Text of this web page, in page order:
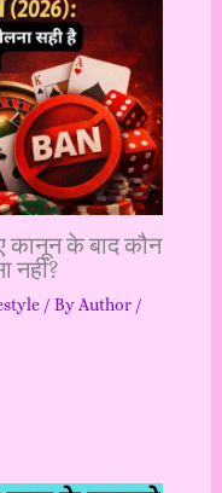
कानून के बाद कौन
नहीं?
/ By Author /